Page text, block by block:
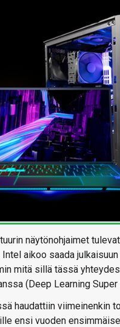
näytönohjaimet
aikoo saada
mitä sillä tässä
(Deep Learning Super
haudattiin viimeinenkin
ensi vuoden